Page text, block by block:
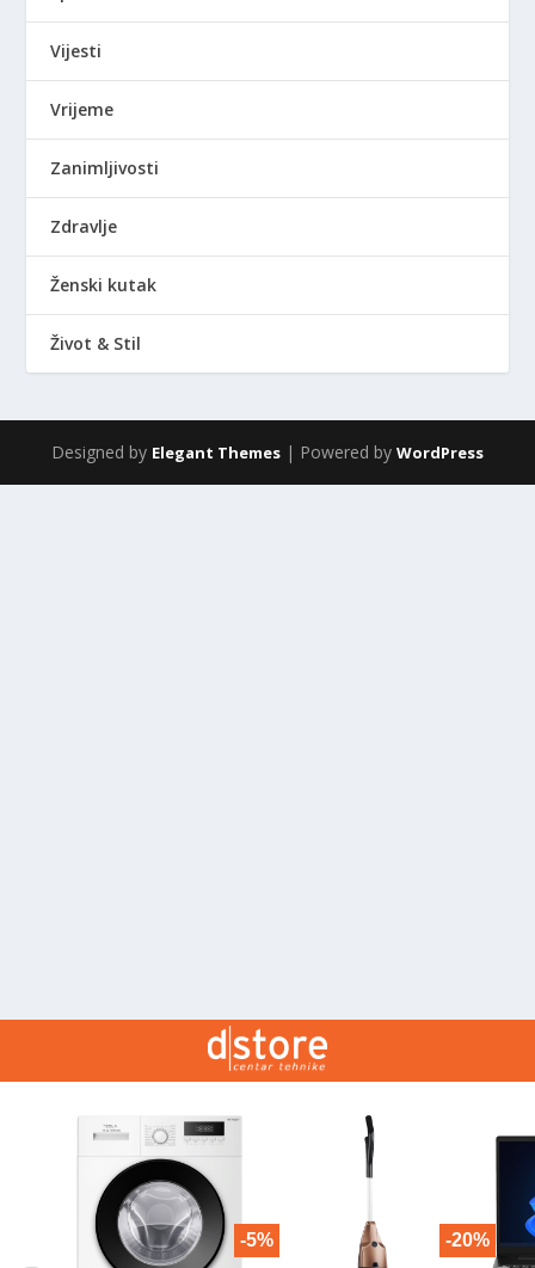
Vijesti
Vrijeme
Zanimljivosti
Zdravlje
Ženski kutak
Život & Stil
Designed by Elegant Themes | Powered by WordPress